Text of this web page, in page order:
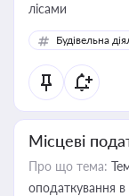
лісами
Будівельна
Місцеві
Про що тема:
оподаткування в